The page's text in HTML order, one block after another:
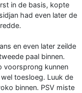
in de basis, kopte
had even later de
en even later zeilde
paal binnen.
voorsprong kunnen
toesloeg. Luuk de
binnen. PSV miste